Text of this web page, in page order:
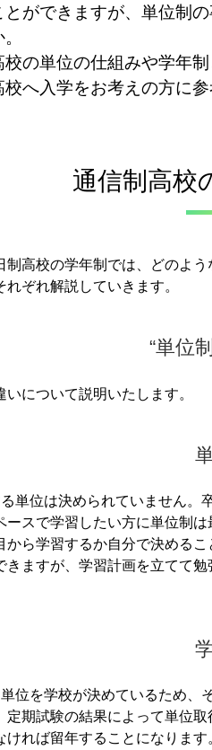
ができますが、単位制
の単位の仕組みや学年
へ入学をお考えの方に
通信制高校
高校の学年制では、どのよう
ぞれ解説していきます。
“単位
について説明いたします。
単位は決められていません。
スで学習したい方に単位制は
ら学習するか自分で決めるこ
きますが、学習計画を立てて
位を学校が決めているため、
定期試験の結果によって単位
れば留年することになります